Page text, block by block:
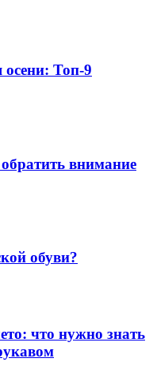
Топ-9
внимание
обуви?
что нужно знать